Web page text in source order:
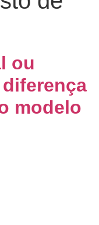
ou
modelo